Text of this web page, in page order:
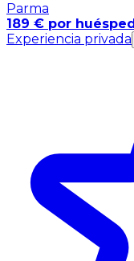
Parma
189 € por huésped
Experiencia privada